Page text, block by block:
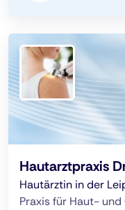
Hautarztpraxis
Hautärztin in der
Praxis für Haut-